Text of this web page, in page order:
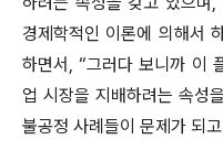
경제학적인 이론에 의해서
하면서, “그러다 보니까 이
업 시장을 지배하려는 속성
불공정 사례들이 문제가 되